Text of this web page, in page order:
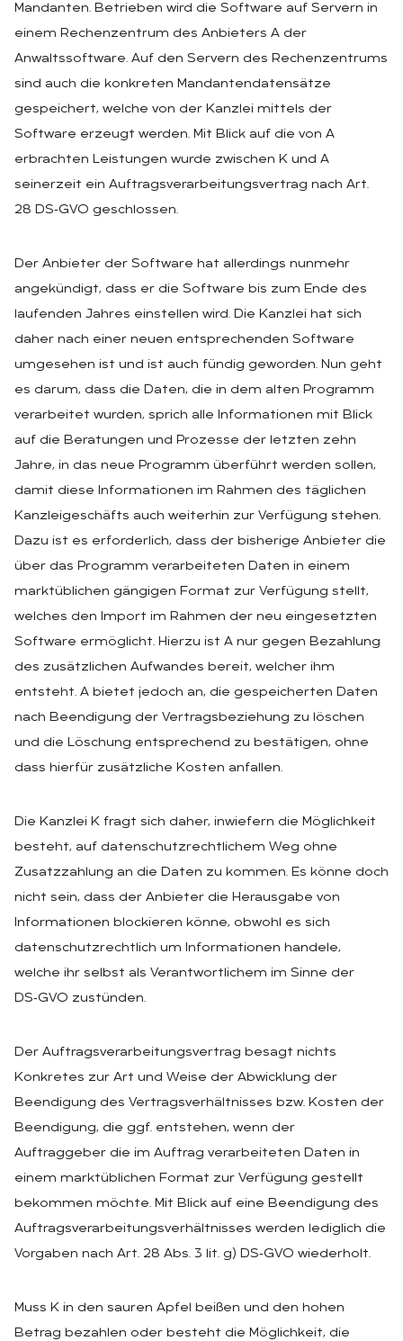
Mandanten. Betrieben wird die Software auf Servern in
einem Rechenzentrum des Anbieters A der
Anwaltssoftware. Auf den Servern des Rechenzentrums
sind auch die konkreten Mandantendatensätze
gespeichert, welche von der Kanzlei mittels der
Software erzeugt werden. Mit Blick auf die von A
erbrachten Leistungen wurde zwischen K und A
seinerzeit ein Auftragsverarbeitungsvertrag nach Art.
28 DS‑GVO geschlossen.
Der Anbieter der Software hat allerdings nunmehr
angekündigt, dass er die Software bis zum Ende des
laufenden Jahres einstellen wird. Die Kanzlei hat sich
daher nach einer neuen entsprechenden Software
umgesehen ist und ist auch fündig geworden. Nun geht
es darum, dass die Daten, die in dem alten Programm
verarbeitet wurden, sprich alle Informationen mit Blick
auf die Beratungen und Prozesse der letzten zehn
Jahre, in das neue Programm überführt werden sollen,
damit diese Informationen im Rahmen des täglichen
Kanzleigeschäfts auch weiterhin zur Verfügung stehen.
Dazu ist es erforderlich, dass der bisherige Anbieter die
über das Programm verarbeiteten Daten in einem
marktüblichen gängigen Format zur Verfügung stellt,
welches den Import im Rahmen der neu eingesetzten
Software ermöglicht. Hierzu ist A nur gegen Bezahlung
des zusätzlichen Aufwandes bereit, welcher ihm
entsteht. A bietet jedoch an, die gespeicherten Daten
nach Beendigung der Vertragsbeziehung zu löschen
und die Löschung entsprechend zu bestätigen, ohne
dass hierfür zusätzliche Kosten anfallen.
Die Kanzlei K fragt sich daher, inwiefern die Möglichkeit
besteht, auf datenschutzrechtlichem Weg ohne
Zusatzzahlung an die Daten zu kommen. Es könne doch
nicht sein, dass der Anbieter die Herausgabe von
Informationen blockieren könne, obwohl es sich
datenschutzrechtlich um Informationen handele,
welche ihr selbst als Verantwortlichem im Sinne der
DS‑GVO zustünden.
Der Auftragsverarbeitungsvertrag besagt nichts
Konkretes zur Art und Weise der Abwicklung der
Beendigung des Vertragsverhältnisses bzw. Kosten der
Beendigung, die ggf. entstehen, wenn der
Auftraggeber die im Auftrag verarbeiteten Daten in
einem marktüblichen Format zur Verfügung gestellt
bekommen möchte. Mit Blick auf eine Beendigung des
Auftragsverarbeitungsverhältnisses werden lediglich die
Vorgaben nach Art. 28 Abs. 3 lit. g) DS‑GVO wiederholt.
Muss K in den sauren Apfel beißen und den hohen
Betrag bezahlen oder besteht die Möglichkeit, die